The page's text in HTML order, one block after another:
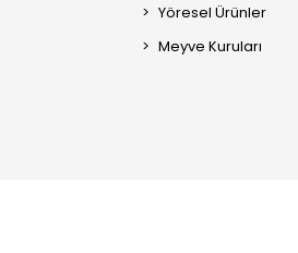
Yöresel Ürünler
Meyve Kuruları